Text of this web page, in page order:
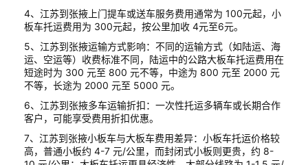
4、江苏到张掖上门提车或送车服务费用通常为 100元起，小
板车托运费用为 300元起，按公里加收 4元至6元。
5、江苏到张掖运输方式影响：不同的运输方式（如陆运、海
运、空运等）收费标准不同，陆运中的公路大板车托运费用在
短途时为 300 元至 800 元不等，中途为 800 元至 2000 元
不等，长途为 2000 元至 5000 元。
6、江苏到张掖多车运输折扣：一次性托运多辆车或长期合作
客户，可能享受费用折扣优惠。
7、江苏到张掖小板车与大板车费用差异：小板车托运价格较
高，普通小板约 4-7 元/公里，而封闭式小板则更贵，约 8-